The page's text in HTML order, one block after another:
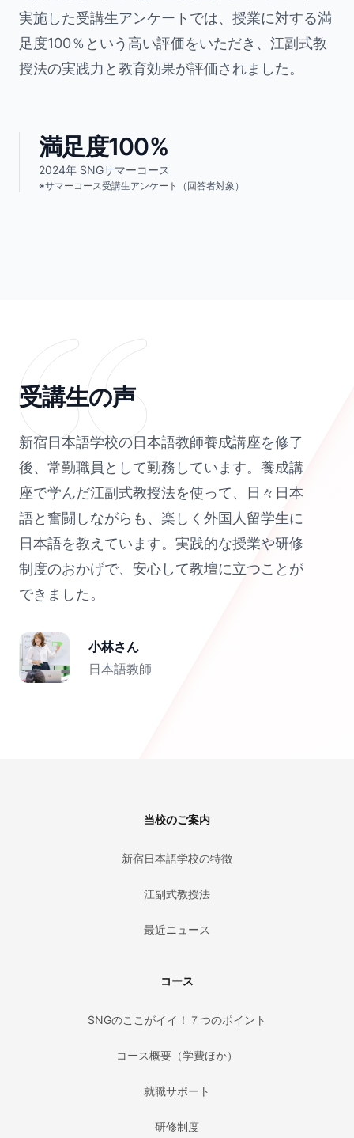
実施した受講生アンケートでは、授業に対する満
足度100％という高い評価をいただき、江副式教
授法の実践力と教育効果が評価されました。
2024年 SNGサマーコース
満足度100%
※サマーコース受講生アンケート（回答者対象）
受講生の声
新宿日本語学校の日本語教師養成講座を修了
後、常勤職員として勤務しています。養成講
座で学んだ江副式教授法を使って、日々日本
語と奮闘しながらも、楽しく外国人留学生に
日本語を教えています。実践的な授業や研修
制度のおかげで、安心して教壇に立つことが
できました。
小林さん
日本語教師
当校のご案内
新宿日本語学校の特徴
江副式教授法
最近ニュース
コース
SNGのここがイイ！７つのポイント
コース概要（学費ほか）
就職サポート
研修制度